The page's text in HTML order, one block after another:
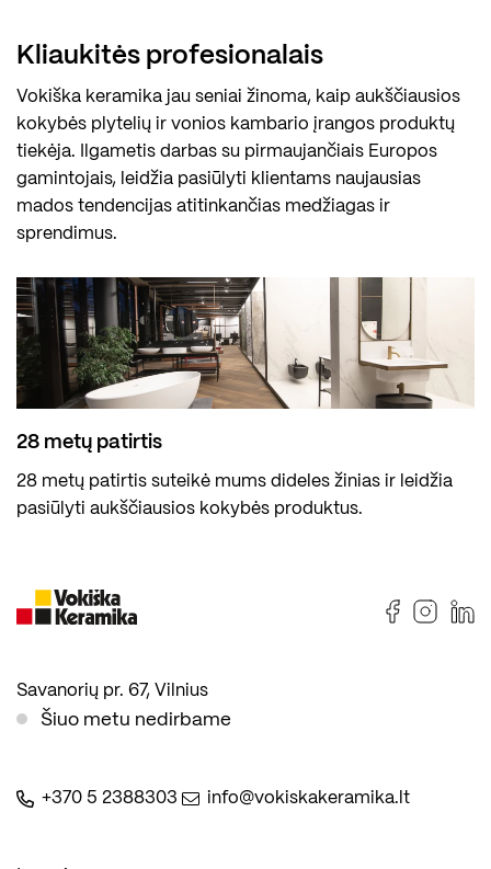
Kliaukitės profesionalais
Vokiška keramika jau seniai žinoma, kaip aukščiausios
kokybės plytelių ir vonios kambario įrangos produktų
tiekėja. Ilgametis darbas su pirmaujančiais Europos
gamintojais, leidžia pasiūlyti klientams naujausias
mados tendencijas atitinkančias medžiagas ir
sprendimus.
28 metų patirtis
28 metų patirtis suteikė mums dideles žinias ir leidžia
pasiūlyti aukščiausios kokybės produktus.
Savanorių pr. 67, Vilnius
Šiuo metu nedirbame
+370 5 2388303 info@vokiskakeramika.lt